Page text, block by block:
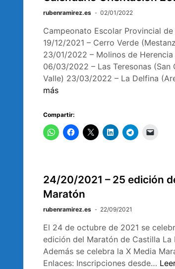
rubenramirez.es 02/01/2022
Campeonato Escolar Provincial de
19/12/2021 – Cerro Verde
23/01/2022 – Molinos de Herencia
06/03/2022 – Las Teresonas (San
Valle) 23/03/2022 – La Delfina
más
Compartir:
24/20/2021 – 25 edición
Maratón
rubenramirez.es 22/09/2021
El 24 de octubre de 2021 se
edición del Maratón de Castilla La
Además se celebra la X Media
Enlaces: Inscripciones desde… 24/